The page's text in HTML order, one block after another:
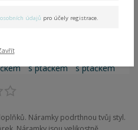
Náramky podrthnou tvůj styl.
údajů pro účely registrace.